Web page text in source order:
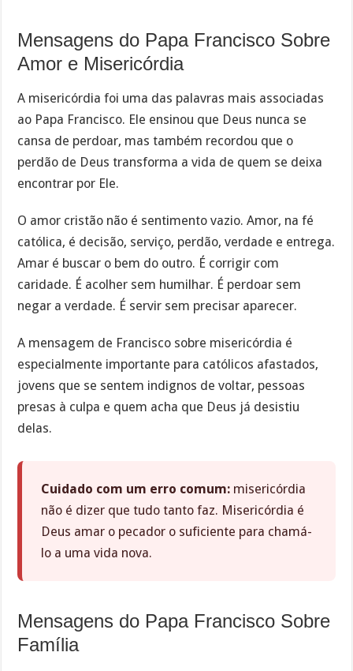
Mensagens do Papa Francisco Sobre
Amor e Misericórdia
A misericórdia foi uma das palavras mais associadas
ao Papa Francisco. Ele ensinou que Deus nunca se
cansa de perdoar, mas também recordou que o
perdão de Deus transforma a vida de quem se deixa
encontrar por Ele.
O amor cristão não é sentimento vazio. Amor, na fé
católica, é decisão, serviço, perdão, verdade e entrega.
Amar é buscar o bem do outro. É corrigir com
caridade. É acolher sem humilhar. É perdoar sem
negar a verdade. É servir sem precisar aparecer.
A mensagem de Francisco sobre misericórdia é
especialmente importante para católicos afastados,
jovens que se sentem indignos de voltar, pessoas
presas à culpa e quem acha que Deus já desistiu
delas.
Cuidado com um erro comum: misericórdia
não é dizer que tudo tanto faz. Misericórdia é
Deus amar o pecador o suficiente para chamá-
lo a uma vida nova.
Mensagens do Papa Francisco Sobre
Família